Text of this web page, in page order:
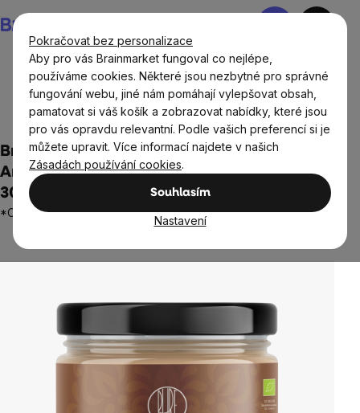
Pokračovat bez personalizace
Aby pro vás Brainmarket fungoval co nejlépe,
používáme cookies. Některé jsou nezbytné pro správné
fungování webu, jiné nám pomáhají vylepšovat obsah,
pamatovat si váš košík a zobrazovat nabídky, které jsou
pro vás opravdu relevantní. Podle vašich preferencí si je
můžete upravit. Více informací najdete v našich
Zásadách používání cookies.
Souhlasím
Nastavení
na
obsah
Nákupní
Potraviny
Ořechové krémy, džemy a marmelády
Sladké ořechové krémy
BrainMax Pure® Peanuta Milk Chocolate,
Arašídový krém s mléčnou čokoládou, BIO,
30 g
*CZ-BIO-001 certifikát
Průměrné